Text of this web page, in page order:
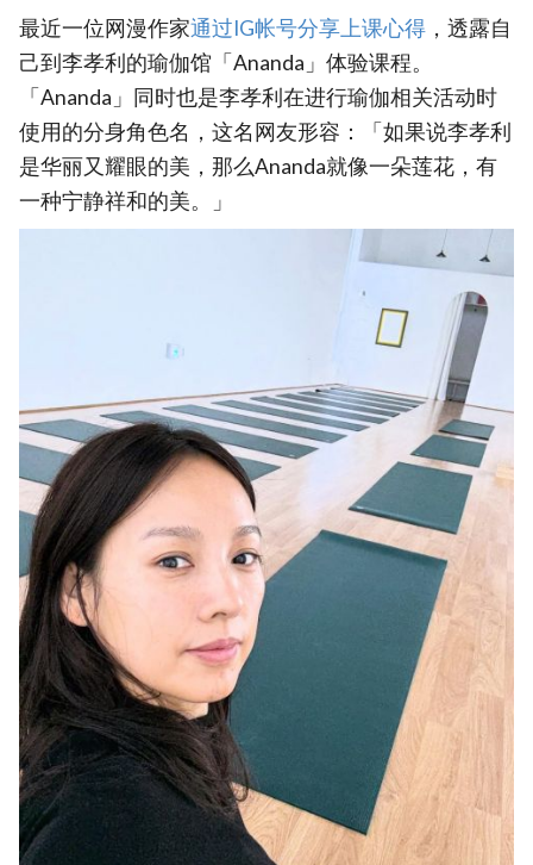
最近一位网漫作家通过IG帐号分享上课心得 ，透露自
己到李孝利的瑜伽馆「Ananda」体验课程。
「Ananda」同时也是李孝利在进行瑜伽相关活动时
使用的分身角色名，这名网友形容：「如果说李孝利
是华丽又耀眼的美，那么Ananda就像一朵莲花，有
一种宁静祥和的美。」